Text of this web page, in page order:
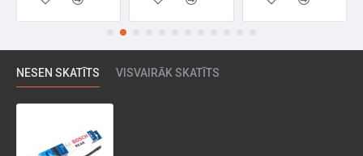
NESEN SKATĪTS VISVAIRĀK SKATĪTS